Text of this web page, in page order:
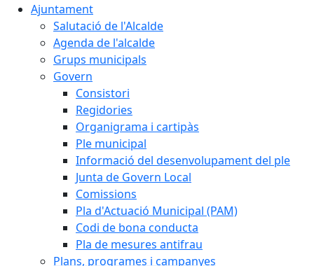
Ajuntament
Salutació de l'Alcalde
Agenda de l'alcalde
Grups municipals
Govern
Consistori
Regidories
Organigrama i cartipàs
Ple municipal
Informació del desenvolupament del ple
Junta de Govern Local
Comissions
Pla d'Actuació Municipal (PAM)
Codi de bona conducta
Pla de mesures antifrau
Plans, programes i campanyes